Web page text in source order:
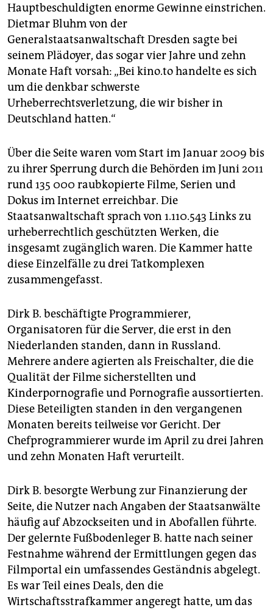
Hauptbeschuldigten enorme Gewinne einstrichen.
Dietmar Bluhm von der
Generalstaatsanwaltschaft Dresden sagte bei
seinem Plädoyer, das sogar vier Jahre und zehn
Monate Haft vorsah: „Bei kino.to handelte es sich
um die denkbar schwerste
Urheberrechtsverletzung, die wir bisher in
Deutschland hatten.“
Über die Seite waren vom Start im Januar 2009 bis
zu ihrer Sperrung durch die Behörden im Juni 2011
rund 135 000 raubkopierte Filme, Serien und
Dokus im Internet erreichbar. Die
Staatsanwaltschaft sprach von 1.110.543 Links zu
urheberrechtlich geschützten Werken, die
insgesamt zugänglich waren. Die Kammer hatte
diese Einzelfälle zu drei Tatkomplexen
zusammengefasst.
Dirk B. beschäftigte Programmierer,
Organisatoren für die Server, die erst in den
Niederlanden standen, dann in Russland.
Mehrere andere agierten als Freischalter, die die
Qualität der Filme sicherstellten und
Kinderpornografie und Pornografie aussortierten.
Diese Beteiligten standen in den vergangenen
Monaten bereits teilweise vor Gericht. Der
Chefprogrammierer wurde im April zu drei Jahren
und zehn Monaten Haft verurteilt.
Dirk B. besorgte Werbung zur Finanzierung der
Seite, die Nutzer nach Angaben der Staatsanwälte
häufig auf Abzockseiten und in Abofallen führte.
Der gelernte Fußbodenleger B. hatte nach seiner
Festnahme während der Ermittlungen gegen das
Filmportal ein umfassendes Geständnis abgelegt.
Es war Teil eines Deals, den die
Wirtschaftsstrafkammer angeregt hatte, um das